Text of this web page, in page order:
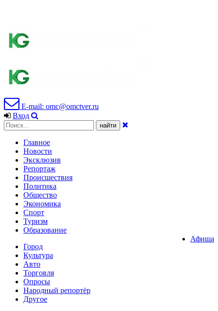
E-mail: omc@omctver.ru
Вход
Главное
Новости
Эксклюзив
Репортаж
Происшествия
Политика
Общество
Экономика
Спорт
Туризм
Образование
Афиша
Город
Культура
Авто
Торговля
Опросы
Народный репортёр
Другое